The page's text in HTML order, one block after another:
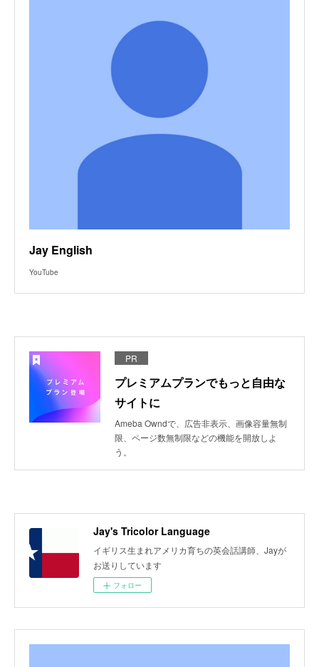
Jay English
YouTube
PR
プレミアムプランでもっと自由な
サイトに
Ameba Owndで、広告非表示、画像容量無制
限、ページ数無制限などの機能を開放しよ
う。
Jay's Tricolor Language
イギリス生まれアメリカ育ちの英会話講師、Jayが
お送りしています
フォロー